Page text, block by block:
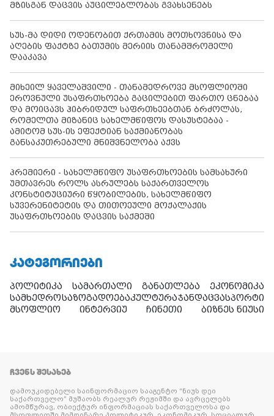
მზისგან დაცვის აუცილებლობას გვახსენებს
სუს-მა დიდი ოდენობით ქრთამის მოთხოვნისა და
აღების ფაქტზე ბათუმის მერიის თანამშრომელი
დააკავა
მიხეილ ყაველაშვილი - თანამედროვე მსოფლიოში
ეროვნული უსაფრთხოება გაცილებით ფართო ცნებაა
და მოიცავს ჰიბრიდულ საფრთხეებთან ბრძოლას,
რომელთა მიზანიც სახელმწიფოს დასუსტებაა -
ამიტომ სუს-ის ეფექტიან საქმიანობას
განსაკუთრებული მნიშვნელობა აქვს
პრემიერი - სახელმწიფო უსაფრთხოების სამსახური
უმთავრეს როლს ასრულებს საქართველოს
კონსტიტუციური წყობილების, სახელმწიფო
სუვერენიტეტის და თითოეული მოქალაქის
უსაფრთხოების დაცვის საქმეში
ᲙᲐᲢᲔᲒᲝᲠᲘᲔᲑᲘ
პოლიტიკა სამართალი განათლება
ეკონომიკა
სამხედროსაზოგადოებაკულტურაჯანდაცვასპორტი
მსოფლიო
ინტერვიუ ჩინეთი ბიზნეს ნიუსი
ᲩᲕᲔᲜᲡ ᲨᲔᲡᲐᲮᲔᲑ
დამოუკიდებელი საინფორმაციო სააგენტო “ნიუს დეი
საქართველო” მუშაობს რეალურ რეჟიმში და ავრცელებს
ამომწურავ, ობიექტურ ინფორმაციას საქართველოსა და